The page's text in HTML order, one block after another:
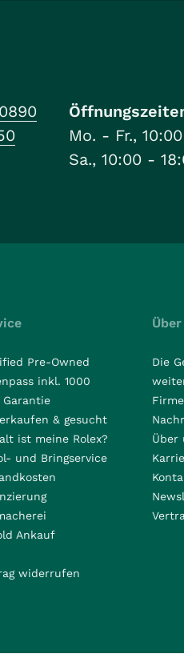
Mo. - Fr.,
Sa., 10:00 -
Pre-Owned
inkl. 1000
Garantie
& gesucht
ist meine Rolex?
und Bringservice
Ankauf
widerrufen
Die
Über